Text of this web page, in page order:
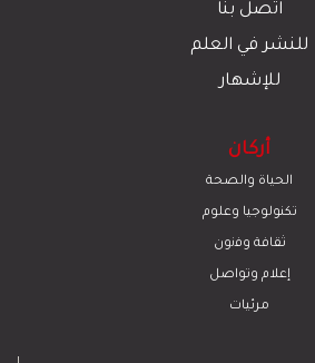
اتصل بنا
للنشر في العلم
للإشهار
أركان
الحياة والصحة
تكنولوجيا وعلوم
ﺛﻘﺎﻓﺔ وﻓﻧون
إعلام وتواصل
مرئيات